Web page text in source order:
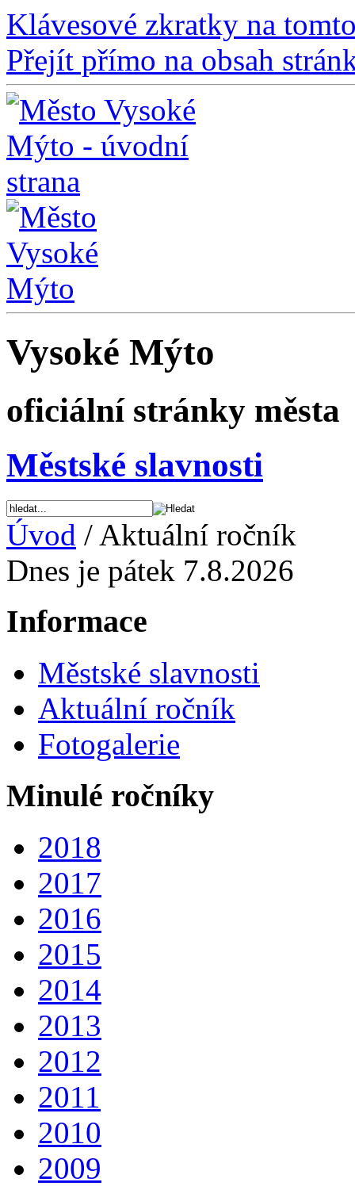
Klávesové zkratky na
Přejít přímo na obsah
Vysoké Mýto
oficiální stránky města
Městské slavnosti
Úvod / Aktuální ročník
Dnes je pátek 7.8.2026
Informace
Městské slavnosti
Aktuální ročník
Fotogalerie
Minulé ročníky
2018
2017
2016
2015
2014
2013
2012
2011
2010
2009